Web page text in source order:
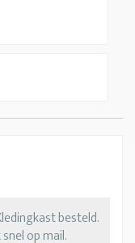
besteld.
op mail.